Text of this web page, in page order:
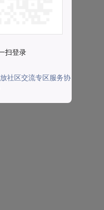
扫登录
放社区交流专区服务协